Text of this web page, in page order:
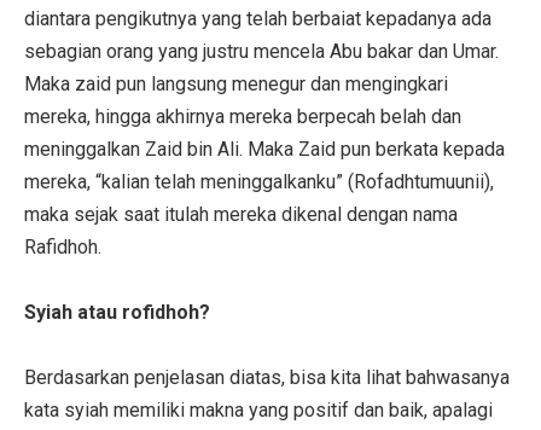
diantara pengikutnya yang telah berbaiat kepadanya ada
sebagian orang yang justru mencela Abu bakar dan Umar.
Maka zaid pun langsung menegur dan mengingkari
mereka, hingga akhirnya mereka berpecah belah dan
meninggalkan Zaid bin Ali. Maka Zaid pun berkata kepada
mereka, “kalian telah meninggalkanku” (Rofadhtumuunii),
maka sejak saat itulah mereka dikenal dengan nama
Rafidhoh.
Syiah atau rofidhoh?
Berdasarkan penjelasan diatas, bisa kita lihat bahwasanya
kata syiah memiliki makna yang positif dan baik, apalagi